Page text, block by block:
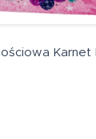
Karnet